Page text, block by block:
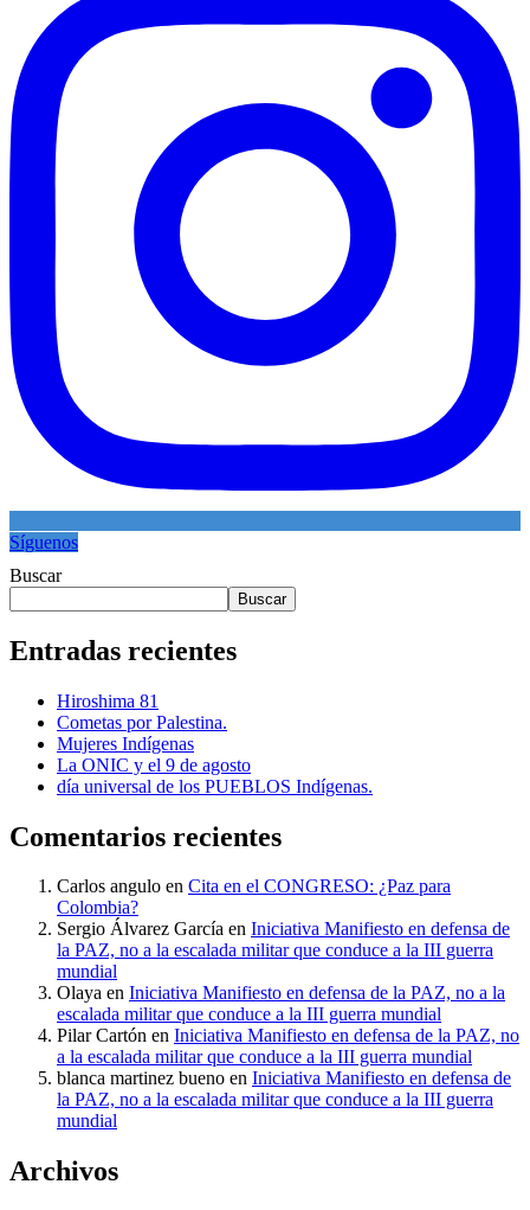
Síguenos
Buscar
Buscar
Entradas recientes
Hiroshima 81
Cometas por Palestina.
Mujeres Indígenas
La ONIC y el 9 de agosto
día universal de los PUEBLOS Indígenas.
Comentarios recientes
Carlos angulo en Cita en el CONGRESO: ¿Paz para
Colombia?
Sergio Álvarez García en Iniciativa Manifiesto en defensa de
la PAZ, no a la escalada militar que conduce a la III guerra
mundial
Olaya en Iniciativa Manifiesto en defensa de la PAZ, no a la
escalada militar que conduce a la III guerra mundial
Pilar Cartón en Iniciativa Manifiesto en defensa de la PAZ, no
a la escalada militar que conduce a la III guerra mundial
blanca martinez bueno en Iniciativa Manifiesto en defensa de
la PAZ, no a la escalada militar que conduce a la III guerra
mundial
Archivos